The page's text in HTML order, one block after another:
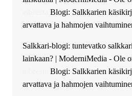
Ajax Chat.Blogi: Salkkarien
arvattava ja hahmojen
Salkkari-blogi: tuntevatko
lainkaan? | ModerniMedia - Ole
Blogi: Salkkarien
arvattava ja hahmojen